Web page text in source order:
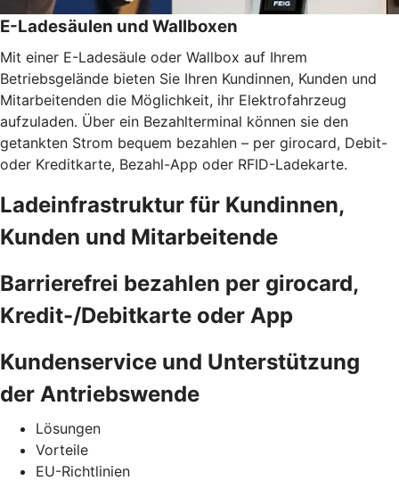
E-Ladesäulen und Wallboxen
Mit einer E-Ladesäule oder Wallbox auf Ihrem
Betriebsgelände bieten Sie Ihren Kundinnen, Kunden und
Mitarbeitenden die Möglichkeit, ihr Elektrofahrzeug
aufzuladen. Über ein Bezahlterminal können sie den
getankten Strom bequem bezahlen – per girocard, Debit-
oder Kreditkarte, Bezahl-App oder RFID-Ladekarte.
Ladeinfrastruktur für Kundinnen,
Kunden und Mitarbeitende
Barrierefrei bezahlen per girocard,
Kredit-/Debitkarte oder App
Kundenservice und Unterstützung
der Antriebswende
Lösungen
Vorteile
EU-Richtlinien